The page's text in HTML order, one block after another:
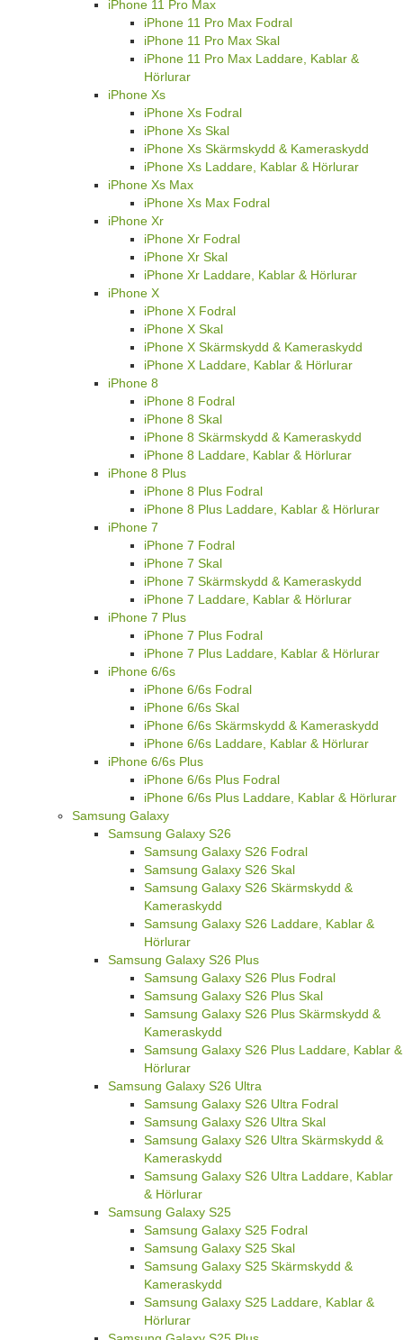
iPhone 11 Pro Max
iPhone 11 Pro Max Fodral
iPhone 11 Pro Max Skal
iPhone 11 Pro Max Laddare, Kablar &
Hörlurar
iPhone Xs
iPhone Xs Fodral
iPhone Xs Skal
iPhone Xs Skärmskydd & Kameraskydd
iPhone Xs Laddare, Kablar & Hörlurar
iPhone Xs Max
iPhone Xs Max Fodral
iPhone Xr
iPhone Xr Fodral
iPhone Xr Skal
iPhone Xr Laddare, Kablar & Hörlurar
iPhone X
iPhone X Fodral
iPhone X Skal
iPhone X Skärmskydd & Kameraskydd
iPhone X Laddare, Kablar & Hörlurar
iPhone 8
iPhone 8 Fodral
iPhone 8 Skal
iPhone 8 Skärmskydd & Kameraskydd
iPhone 8 Laddare, Kablar & Hörlurar
iPhone 8 Plus
iPhone 8 Plus Fodral
iPhone 8 Plus Laddare, Kablar & Hörlurar
iPhone 7
iPhone 7 Fodral
iPhone 7 Skal
iPhone 7 Skärmskydd & Kameraskydd
iPhone 7 Laddare, Kablar & Hörlurar
iPhone 7 Plus
iPhone 7 Plus Fodral
iPhone 7 Plus Laddare, Kablar & Hörlurar
iPhone 6/6s
iPhone 6/6s Fodral
iPhone 6/6s Skal
iPhone 6/6s Skärmskydd & Kameraskydd
iPhone 6/6s Laddare, Kablar & Hörlurar
iPhone 6/6s Plus
iPhone 6/6s Plus Fodral
iPhone 6/6s Plus Laddare, Kablar & Hörlurar
Samsung Galaxy
Samsung Galaxy S26
Samsung Galaxy S26 Fodral
Samsung Galaxy S26 Skal
Samsung Galaxy S26 Skärmskydd &
Kameraskydd
Samsung Galaxy S26 Laddare, Kablar &
Hörlurar
Samsung Galaxy S26 Plus
Samsung Galaxy S26 Plus Fodral
Samsung Galaxy S26 Plus Skal
Samsung Galaxy S26 Plus Skärmskydd &
Kameraskydd
Samsung Galaxy S26 Plus Laddare, Kablar &
Hörlurar
Samsung Galaxy S26 Ultra
Samsung Galaxy S26 Ultra Fodral
Samsung Galaxy S26 Ultra Skal
Samsung Galaxy S26 Ultra Skärmskydd &
Kameraskydd
Samsung Galaxy S26 Ultra Laddare, Kablar
& Hörlurar
Samsung Galaxy S25
Samsung Galaxy S25 Fodral
Samsung Galaxy S25 Skal
Samsung Galaxy S25 Skärmskydd &
Kameraskydd
Samsung Galaxy S25 Laddare, Kablar &
Hörlurar